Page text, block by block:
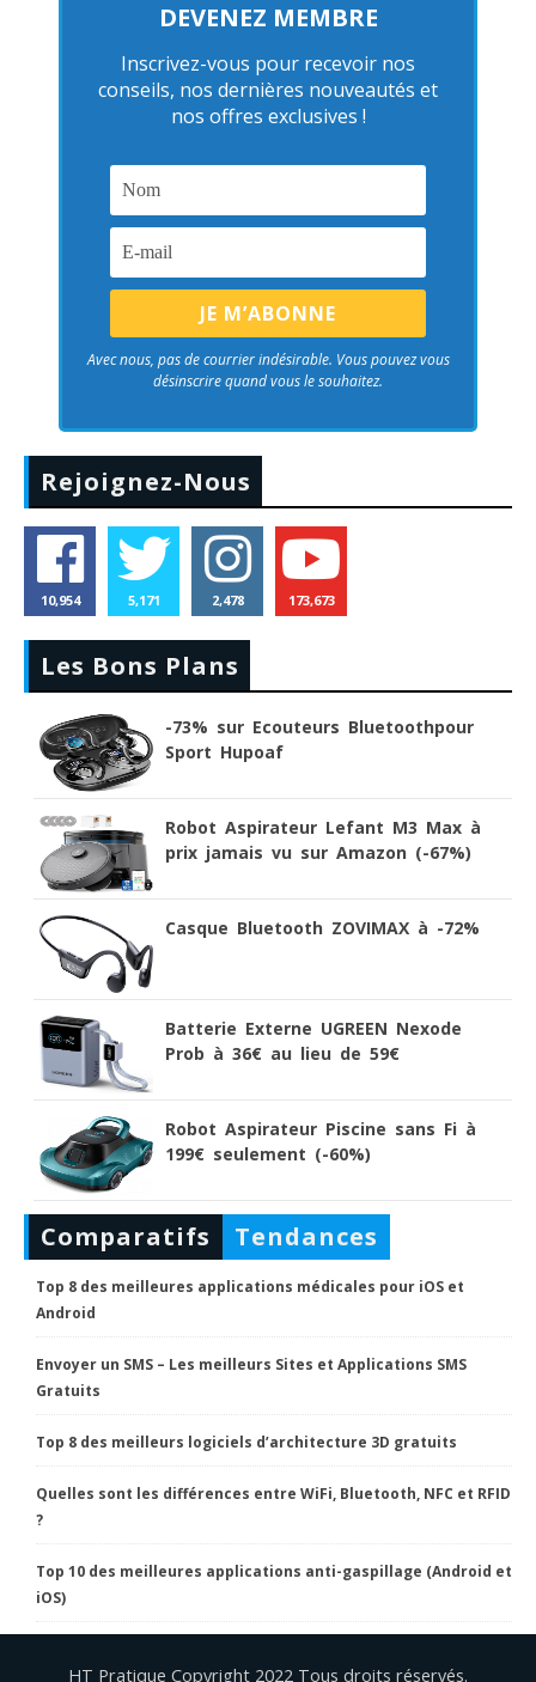
DEVENEZ MEMBRE
Inscrivez-vous pour recevoir nos
conseils, nos dernières nouveautés et
nos offres exclusives !
Avec nous, pas de courrier indésirable. Vous pouvez vous
désinscrire quand vous le souhaitez.
Rejoignez-Nous
10,954 5,171 2,478 173,673
Les Bons Plans
-73% sur Ecouteurs Bluetoothpour
Sport Hupoaf
Robot Aspirateur Lefant M3 Max à
prix jamais vu sur Amazon (-67%)
Casque Bluetooth ZOVIMAX à -72%
Batterie Externe UGREEN Nexode
Prob à 36€ au lieu de 59€
Robot Aspirateur Piscine sans Fi à
199€ seulement (-60%)
Comparatifs Tendances
Top 8 des meilleures applications médicales pour iOS et
Android
Envoyer un SMS – Les meilleurs Sites et Applications SMS
Gratuits
Top 8 des meilleurs logiciels d’architecture 3D gratuits
Quelles sont les différences entre WiFi, Bluetooth, NFC et RFID
?
Top 10 des meilleures applications anti-gaspillage (Android et
iOS)
HT Pratique Copyright 2022 Tous droits réservés.